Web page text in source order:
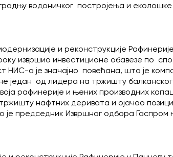
водоничког постројења и еколошке
и реконструкције
извршио инвестиционе обавезе по
НИС-а је значајно повећана, што је
један од лидера на тржишту
рафинерије и њених производних
нафтних деривата и ојачао
је председник Извршног одбора